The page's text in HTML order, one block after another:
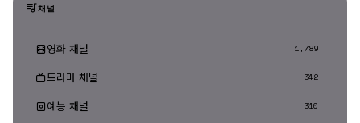
채널
영화 채널 1,789
드라마 채널 342
예능 채널 310